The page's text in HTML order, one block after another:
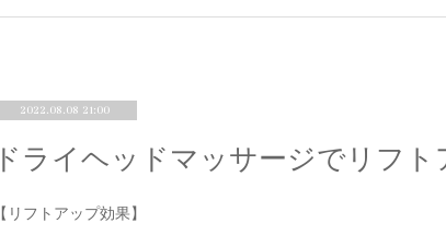
2022.08.08 21:00
ドライヘッドマッサージでリフト
【リフトアップ効果】